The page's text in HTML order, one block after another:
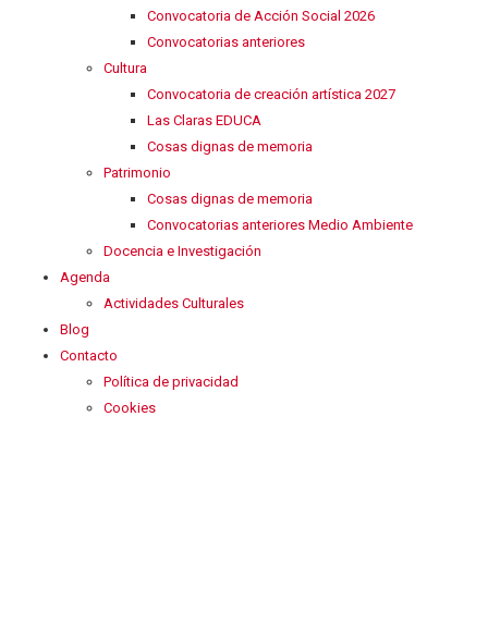
Convocatoria de Acción Social 2026
Convocatorias anteriores
Cultura
Convocatoria de creación artística 2027
Las Claras EDUCA
Cosas dignas de memoria
Patrimonio
Cosas dignas de memoria
Convocatorias anteriores Medio Ambiente
Docencia e Investigación
Agenda
Actividades Culturales
Blog
Contacto
Política de privacidad
Cookies